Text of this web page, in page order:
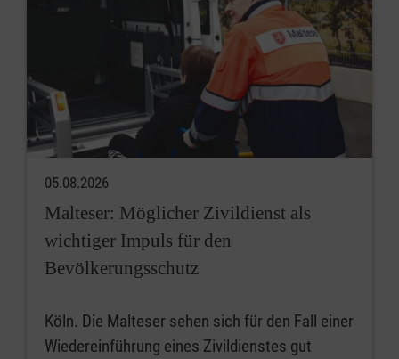
05.08.2026
Malteser: Möglicher Zivildienst als
wichtiger Impuls für den
Bevölkerungsschutz
Köln. Die Malteser sehen sich für den Fall einer
Wiedereinführung eines Zivildienstes gut